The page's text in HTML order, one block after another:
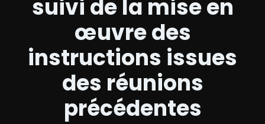
suivi de la mise en
œuvre des
instructions issues
des réunions
précédentes